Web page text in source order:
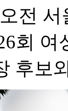
전
회
후보